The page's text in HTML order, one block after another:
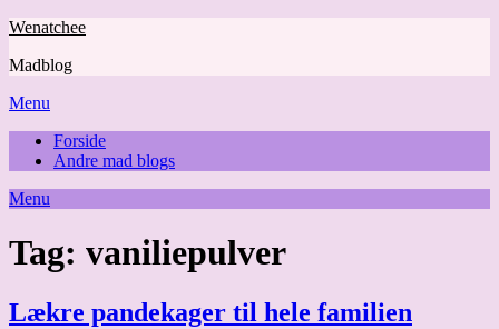
Skip
content
Wenatchee
Madblog
Menu
Forside
Andre mad blogs
Menu
Tag: vaniliepulver
Lækre pandekager til hele familien